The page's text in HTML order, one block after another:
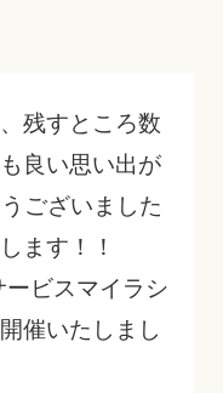
残すところ数
良い思い出が
ございました
ます！！
ビスマイラシ
催いたしまし